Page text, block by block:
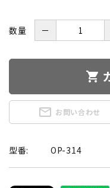
数量 －
shopping_cart
mail_outline お問い合わせ
型番: OP-314